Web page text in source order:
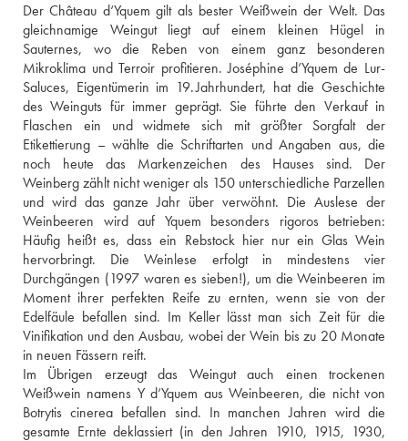
Der Château d‘Yquem gilt als bester Weißwein der Welt. Das
gleichnamige Weingut liegt auf einem kleinen Hügel in
Sauternes, wo die Reben von einem ganz besonderen
Mikroklima und Terroir profitieren. Joséphine d’Yquem de Lur-
Saluces, Eigentümerin im 19. Jahrhundert, hat die Geschichte
des Weinguts für immer geprägt. Sie führte den Verkauf in
Flaschen ein und widmete sich mit größter Sorgfalt der
Etikettierung – wählte die Schriftarten und Angaben aus, die
noch heute das Markenzeichen des Hauses sind. Der
Weinberg zählt nicht weniger als 150 unterschiedliche Parzellen
und wird das ganze Jahr über verwöhnt. Die Auslese der
Weinbeeren wird auf Yquem besonders rigoros betrieben:
Häufig heißt es, dass ein Rebstock hier nur ein Glas Wein
hervorbringt. Die Weinlese erfolgt in mindestens vier
Durchgängen (1997 waren es sieben!), um die Weinbeeren im
Moment ihrer perfekten Reife zu ernten, wenn sie von der
Edelfäule befallen sind. Im Keller lässt man sich Zeit für die
Vinifikation und den Ausbau, wobei der Wein bis zu 20 Monate
in neuen Fässern reift.
Im Übrigen erzeugt das Weingut auch einen trockenen
Weißwein namens Y d‘Yquem aus Weinbeeren, die nicht von
Botrytis cinerea befallen sind. In manchen Jahren wird die
gesamte Ernte deklassiert (in den Jahren 1910, 1915, 1930,